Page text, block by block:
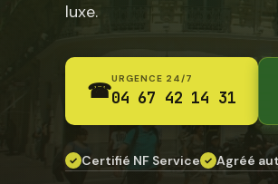
luxe.
☎URGENCE 24/7
04 67 42 14 31
✓ Certifié NF Service ✓ Agréé